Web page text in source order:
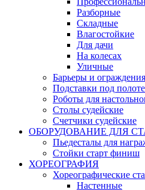
Разборные
Складные
Влагостойкие
Для дачи
На колесах
Уличные
Барьеры и ограждения
Подставки под
Роботы для
Столы судейские
Счетчики судейские
ОБОРУДОВАНИЕ ДЛЯ
Пьедесталы для
Стойки старт финиш
ХОРЕОГРАФИЯ
Хореографические
Настенные